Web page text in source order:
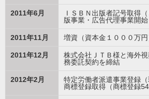
2011年6月
ＩＳＢＮ出版者記号取得
版事業・広告代理事業開始
2011年11月 増資（資本金１０００万円
2011年12月
株式会社ＪＴＢ様と海外
務委託契約を締結
2012年2月
特定労働者派遣事業登録（
商標登録取得（商標登録